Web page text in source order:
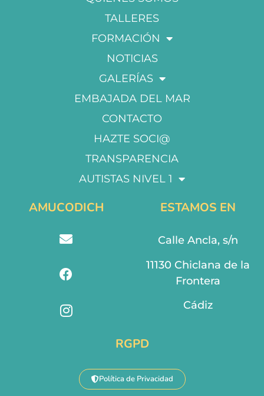
TALLERES
FORMACIÓN
NOTICIAS
GALERÍAS
EMBAJADA DEL MAR
CONTACTO
HAZTE SOCI@
TRANSPARENCIA
AUTISTAS NIVEL 1
AMUCODICH ESTAMOS EN
Calle Ancla, s/n
11130 Chiclana de la
Frontera
Cádiz
RGPD
Política de Privacidad